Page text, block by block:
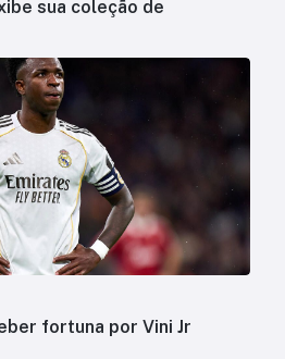
sua coleção de
fortuna por Vini Jr